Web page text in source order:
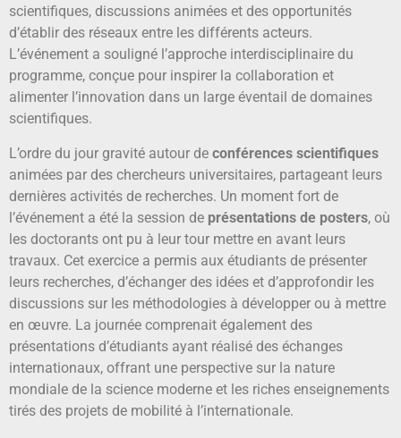
scientifiques, discussions animées et des opportunités
d’établir des réseaux entre les différents acteurs.
L’événement a souligné l’approche interdisciplinaire du
programme, conçue pour inspirer la collaboration et
alimenter l’innovation dans un large éventail de domaines
scientifiques.
L’ordre du jour gravité autour de conférences scientifiques
animées par des chercheurs universitaires, partageant leurs
dernières activités de recherches. Un moment fort de
l’événement a été la session de présentations de posters, où
les doctorants ont pu à leur tour mettre en avant leurs
travaux. Cet exercice a permis aux étudiants de présenter
leurs recherches, d’échanger des idées et d’approfondir les
discussions sur les méthodologies à développer ou à mettre
en œuvre. La journée comprenait également des
présentations d’étudiants ayant réalisé des échanges
internationaux, offrant une perspective sur la nature
mondiale de la science moderne et les riches enseignements
tirés des projets de mobilité à l’internationale.